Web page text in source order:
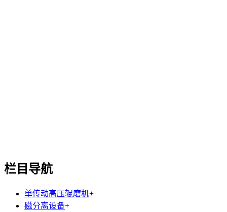
栏目导航
单传动高压辊磨机+
磁分离设备+